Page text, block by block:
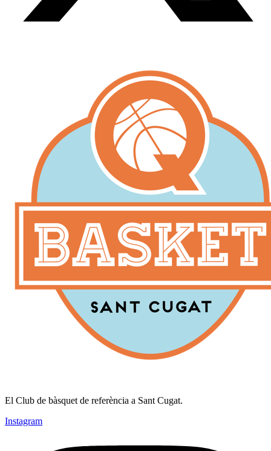
El Club de bàsquet de referència a Sant Cugat.
Instagram